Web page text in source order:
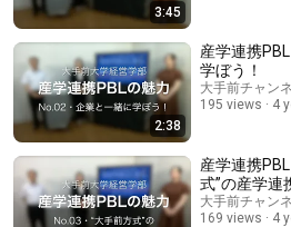
3:45
2:38
産学連携
学ぼう！
大手前チャン
195 views
4
産学連携PBL N0.3 “
式”の産学連
大手前チャン
169 views
4